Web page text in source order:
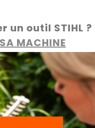
un outil STIHL ?
MACHINE